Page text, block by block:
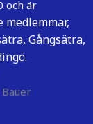
och är
Gångsätra,